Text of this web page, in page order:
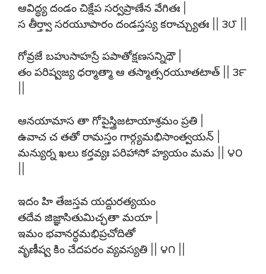
ఆవిద్ధ్య దండం చిక్షేప సర్వప్రాణేన వేగితః |
స తీర్త్వా సరయూపారం దండస్తస్య కరాచ్చ్యుతః || ౩౮ ||
గోవ్రజే బహుసాహస్రే పపాతోక్షణసన్నిధౌ |
తం పరిష్వజ్య ధర్మాత్మా ఆ తస్మాత్సరయూతటాత్ || ౩౯
ఆనయామాస తా గోపైస్త్రిజటాయాశ్రమం ప్రతి |
ఉవాచ చ తతో రామస్తం గార్గ్యమభిసాంత్వయన్ |
మన్యుర్న ఖలు కర్తవ్యః పరిహాసో హ్యయం మమ || ౪౦
ఇదం హి తేజస్తవ యద్దురత్యయం
తదేవ జిజ్ఞాసితుమిచ్ఛతా మయా |
ఇమం భవానర్థమభిప్రచోదితో
వృణీష్వ కిం చేదపరం వ్యవస్యతి || ౪౧ ||